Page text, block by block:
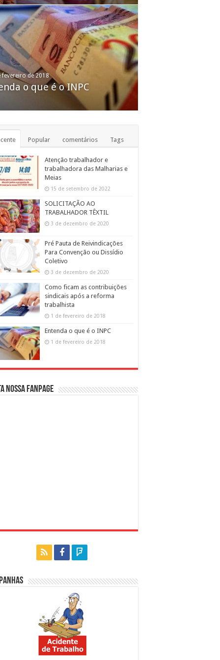
fevereiro de 2018
o que é o INPC
março de 2016
provoca o fechamento de
de 4 mil fábricas em São
em um ano
Popular comentários Tags
Atenção trabalhador e
trabalhadora das Malharias e
Meias
15 de setembro de 2022
SOLICITAÇÃO AO
TRABALHADOR TÊXTIL
3 de dezembro de 2020
Pré Pauta de Reivindicações
Para Convenção ou Dissídio
Coletivo
3 de dezembro de 2020
Como ficam as contribuições
sindicais após a reforma
trabalhista
1 de fevereiro de 2018
Entenda o que é o INPC
1 de fevereiro de 2018
nossa fanpage